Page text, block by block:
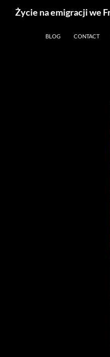
Życie na emigracji we
BLOG CONTACT